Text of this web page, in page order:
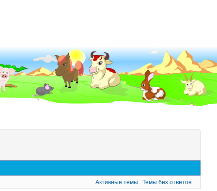
Активные темы Темы без ответов